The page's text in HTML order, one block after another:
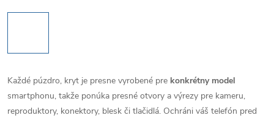
Každé púzdro, kryt je presne vyrobené pre konkrétny model
smartphonu, takže ponúka presné otvory a výrezy pre kameru,
reproduktory, konektory, blesk či tlačidlá. Ochráni váš telefón pred